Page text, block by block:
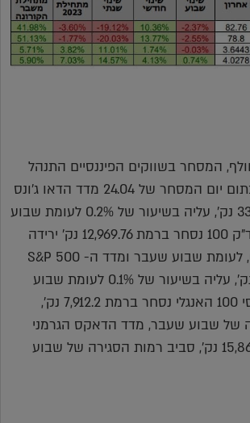
המסחר בשווקים הפיננסיים התנהל
במגמה מעורבת. בתום יום המסחר של 24.04 מדד הדאו ג'ונס
עמד ברמת 33,875.4 נק', עליה בשיעור של 0.2% לעומת שבוע
שעבר, מדד הנאסד"ק 100 נסחר ברמת 12,969.76 נק' ירידה
בשיעור של 0.25%, לעומת שבוע שעבר ומדד ה- S&P 500
סגר ברמת 4,137 נק', עליה בשיעור של 0.1% לעומת שבוע
שעבר. מדד הפוטסי 100 האנגלי נסחר ברמת 7,912.2 נק',
של שבוע שעבר, מדד הדאקס הגרמני
נסחר ברמה של 15,864 נק', סביב רמות הסגירה של שבוע